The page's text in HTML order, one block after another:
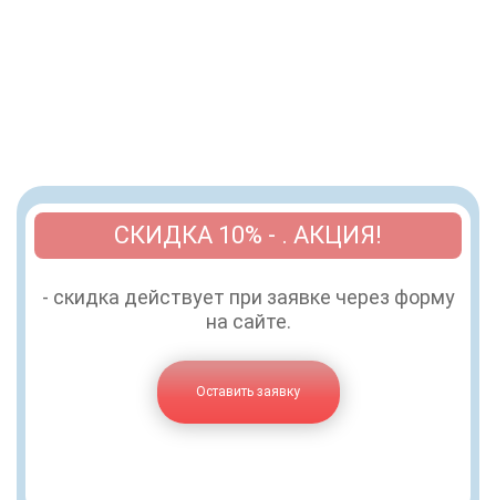
СКИДКА 10% - . АКЦИЯ!
- скидка действует при заявке через форму
на сайте.
Оставить заявку